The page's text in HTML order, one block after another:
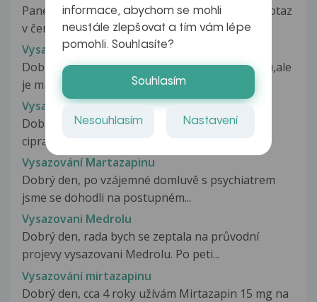
Pane doktore, již jsem Vám do poradny psala dotaz
v červenci 2014, týkalo se...
Vysazování Lexaurinu
Dobrý večer. vysazuji Lexaurin 3mg. beru půlku,ale
je mi čšpatně na zvracení...
Vysazování Lexaurinu
Dobrý večer.Chtěla bych se zeptat.Brala jsem
cipralex 10mg ráno a večer Lexaurin...
Vysazování Martazapinu
Dobrý den, po vzájemné domluvě s psychiatrem
jsme se dohodli na postupném...
Vysazovani Medrolu
Dobrý den, rada bych se zeptala na průvodní
projevy vysazovani Medrolu. Po peti...
Vysazování mirtazapinu
Dobrý den, cca 4 roky užívám Mirtazapin 15 mg na
informace, abychom se mohli
neustále zlepšovat a tím vám lépe
pomohli. Souhlasíte?
Souhlasím
Nesouhlasím Nastavení